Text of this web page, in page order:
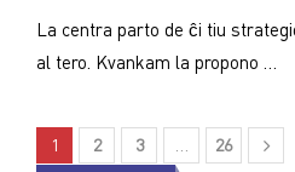
La centra parto de ĉi tiu
al tero. Kvankam la propono …
1 2 3 26